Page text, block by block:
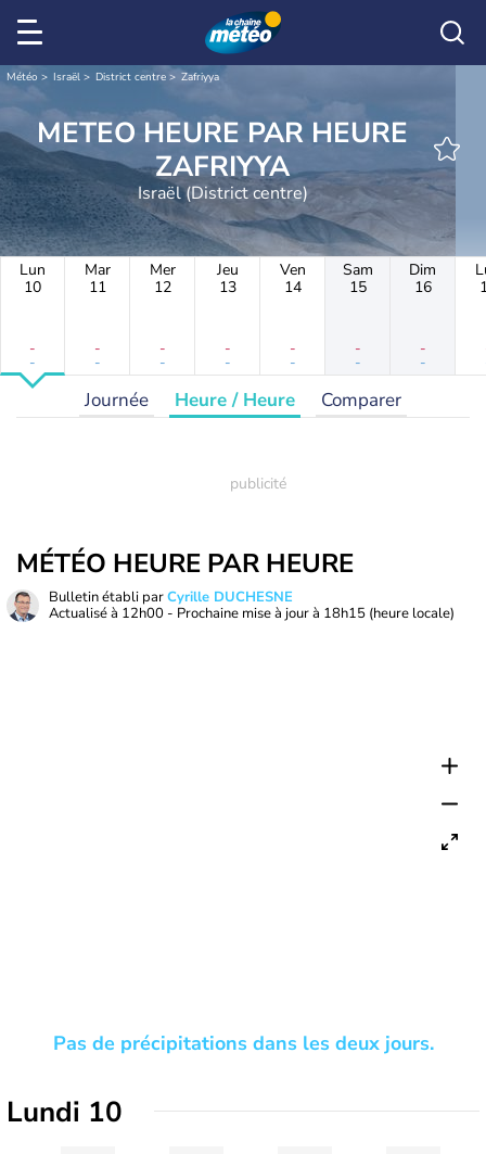
Météo Israël District centre Zafriyya
METEO HEURE PAR HEURE
ZAFRIYYA
Israël (District centre)
Lun
10
-
-
Mar
11
-
-
Mer
12
-
-
Jeu
13
-
-
Ven
14
-
-
Sam
15
-
-
Dim
16
-
-
Journée Heure / Heure Comparer
MÉTÉO HEURE PAR HEURE
Bulletin établi parCyrille DUCHESNE
Actualisé à 12h00 - Prochaine mise à jour à 18h15 (heure locale)
Pas de précipitations dans les deux jours.
Lundi 10